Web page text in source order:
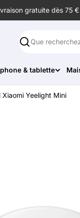
gratuite dès 75 €
Rechercher
& tablette
Yeelight Mini